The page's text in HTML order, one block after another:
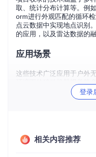
取、统计分布计算等。例
orm进行外观匹配的循环
点云数据中实现地点识别
的应用，以及雷达数据的融
应用场景
这些技术广泛应用于户外
建筑，都能找到它们的身
点云地方识别能确保车辆
全面性：涵盖了近十年
登录
相关内容推荐